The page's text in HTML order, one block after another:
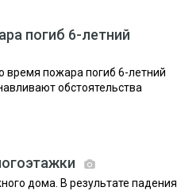
погиб 6-летний
время пожара погиб 6-летний
обстоятельства
дома. В результате падения